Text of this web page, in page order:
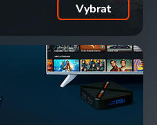
Vybrat